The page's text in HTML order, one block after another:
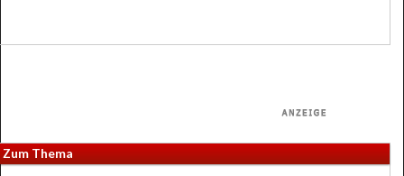
Zum Thema